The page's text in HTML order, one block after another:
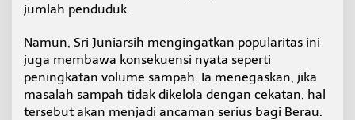
n
o
m
i
jumlah penduduk.
Namun, Sri Juniarsih mengingatkan popularitas ini
juga membawa konsekuensi nyata seperti
peningkatan volume sampah. Ia menegaskan, jika
masalah sampah tidak dikelola dengan cekatan, hal
tersebut akan menjadi ancaman serius bagi Berau.